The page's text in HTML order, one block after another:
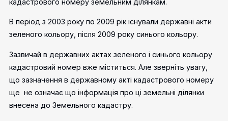
кадастрового номеру земельним ділянкам.
В період з 2003 року по 2009 рік існували державні акти
зеленого кольору, після 2009 року синього кольору.
Зазвичай в державних актах зеленого і синього кольору
кадастровий номер вже міститься. Але зверніть увагу,
що зазначення в державному акті кадастрового номеру
ще не означає що інформація про ці земельні ділянки
внесена до Земельного кадастру.